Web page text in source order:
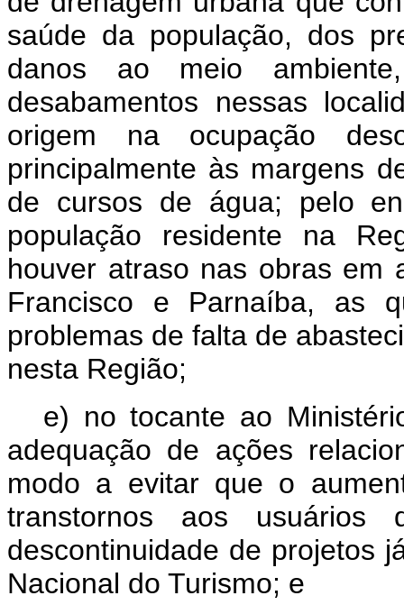
saúde da população, dos
danos ao meio
desabamentos nessas
origem na ocupação
principalmente às margens
de cursos de água; pelo
população residente na
houver atraso nas obras em
Francisco e Parnaíba, as
problemas de falta de
nesta Região;
e) no tocante ao
adequação de ações
modo a evitar que o
transtornos aos
descontinuidade de projetos
Nacional do Turismo; e